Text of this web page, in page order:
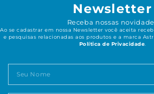
Newsletter
Receba nossas
Ao se cadastrar em nossa Newsletter você aceita
e pesquisas relacionadas aos produtos e a marca
Política de Privacidade